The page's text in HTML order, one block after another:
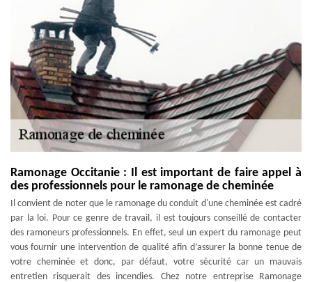
Ramonage Occitanie : Il est important de faire appel à
des professionnels pour le ramonage de cheminée
Il convient de noter que le ramonage du conduit d'une cheminée est cadré
par la loi. Pour ce genre de travail, il est toujours conseillé de contacter
des ramoneurs professionnels. En effet, seul un expert du ramonage peut
vous fournir une intervention de qualité afin d’assurer la bonne tenue de
votre cheminée et donc, par défaut, votre sécurité car un mauvais
entretien risquerait des incendies. Chez notre entreprise Ramonage